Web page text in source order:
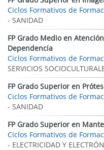
Ciclos Formativos de
- SANIDAD
FP Grado Medio en
Dependencia
Ciclos Formativos de
SERVICIOS
FP Grado Superior en
Ciclos Formativos de
- SANIDAD
FP Grado Superior en
Ciclos Formativos de
- ELECTRICIDAD Y